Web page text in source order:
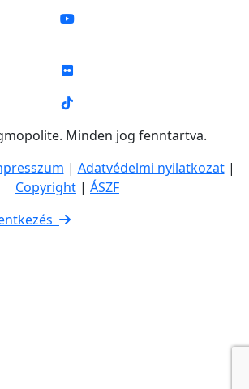
Minden jog fenntartva.
| Adatvédelmi nyilatkozat|
Copyright | ÁSZF